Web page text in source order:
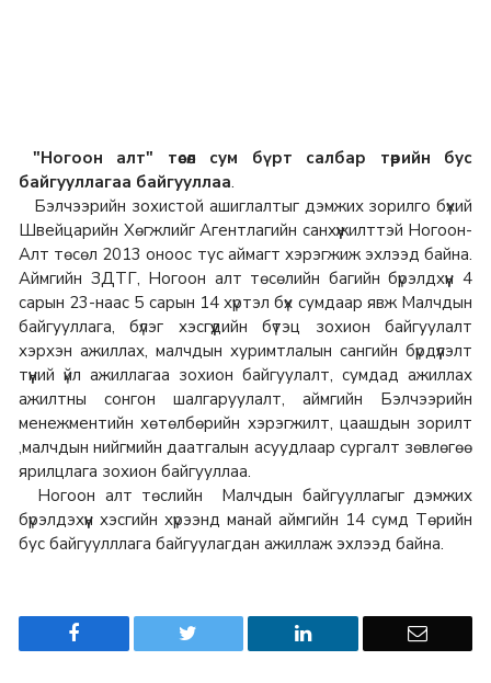
"Ногоон алт" төсөл сум бүрт салбар төрийн бус
байгууллагаа байгууллаа.
Бэлчээрийн зохистой ашиглалтыг дэмжих зорилго бүхий
Швейцарийн Хөгжлийг Агентлагийн санхүүжилттэй Ногоон-
Алт төсөл 2013 оноос тус аймагт хэрэгжиж эхлээд байна.
Аймгийн ЗДТГ, Ногоон алт төсөлийн багийн бүрэлдхүүн 4
сарын 23-наас 5 сарын 14 хүртэл бүх сумдаар явж Малчдын
байгууллага, бүлэг хэсгүүдийн бүтэц зохион байгуулалт
хэрхэн ажиллах, малчдын хуримтлалын сангийн бүрдүүлэлт
түүний үйл ажиллагаа зохион байгуулалт, сумдад ажиллах
ажилтны сонгон шалгаруулалт, аймгийн Бэлчээрийн
менежментийн хөтөлбөрийн хэрэгжилт, цаашдын зорилт
,малчдын нийгмийн даатгалын асуудлаар сургалт зөвлөгөө
ярилцлага зохион байгууллаа.
Ногоон алт төслийн Малчдын байгууллагыг дэмжих
бүрэлдэхүүн хэсгийн хүрээнд манай аймгийн 14 сумд Төрийн
бус байгуулллага байгуулагдан ажиллаж эхлээд байна.